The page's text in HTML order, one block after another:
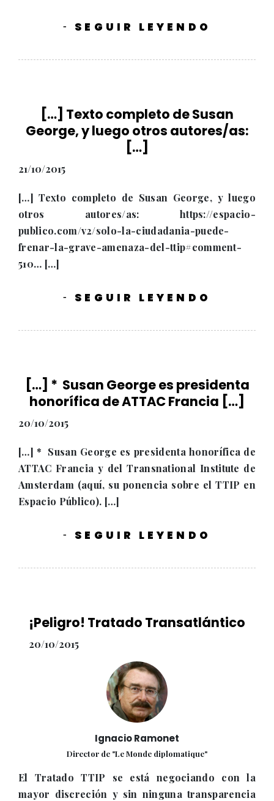
- SEGUIR LEYENDO
[…] Texto completo de Susan
George, y luego otros autores/as:
[…]
21/10/2015
[…] Texto completo de Susan George, y luego
otros autores/as: https://espacio-
publico.com/v2/solo-la-ciudadania-puede-
frenar-la-grave-amenaza-del-ttip#comment-
510… […]
- SEGUIR LEYENDO
[…] * Susan George es presidenta
honorífica de ATTAC Francia […]
20/10/2015
[…] * Susan George es presidenta honorífica de
ATTAC Francia y del Transnational Institute de
Amsterdam (aquí, su ponencia sobre el TTIP en
Espacio Público). […]
- SEGUIR LEYENDO
¡Peligro! Tratado Transatlántico
20/10/2015
Ignacio Ramonet
Director de "Le Monde diplomatique"
El Tratado TTIP se está negociando con la
mayor discreción y sin ninguna transparencia